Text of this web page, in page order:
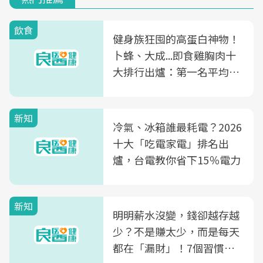
飲食
健身族狂囤的高蛋白神物！
卜蜂、大成...即食雞胸肉十
大排行出爐：第一名平均一
新知
冷氣、冰箱誰最耗電？2026
十大「吃電家電」排名出
爐，台電教你省下15％電力
新知
明明薪水沒變，錢卻越存越
少？不是賺太少，而是每天
都在「漏財」！7個習慣一